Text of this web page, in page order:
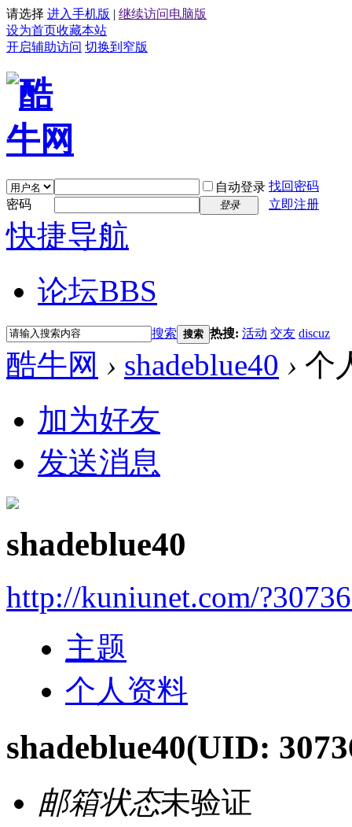
请选择 进入手机版 | 继续访问电脑版
设为首页收藏本站
开启辅助访问 切换到窄版
自动登录 找回密码
密码
登录 立即注册
快捷导航
论坛BBS
搜索 搜索 热搜: 活动 交友 discuz
酷牛网 › shadeblue40 › 个
加为好友
发送消息
shadeblue40
http://kuniunet.com/
主题
个人资料
shadeblue40(UID:
邮箱状态未验证